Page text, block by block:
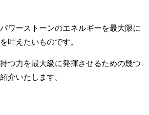
ワーストーンのエネルギーを最大限に
叶えたいものです。
つ力を最大級に発揮させるための幾つ
介いたします。